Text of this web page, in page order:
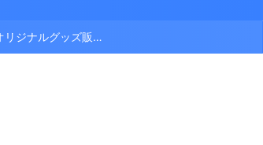
オリジナルグッズ販売中